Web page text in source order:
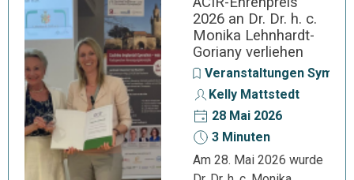
2026 an Dr. Dr. h. c.
Monika Lehnhardt-
Goriany verliehen
Veranstaltungen
Kelly Mattstedt
28 Mai 2026
3 Minuten
Am 28. Mai 2026 wurde